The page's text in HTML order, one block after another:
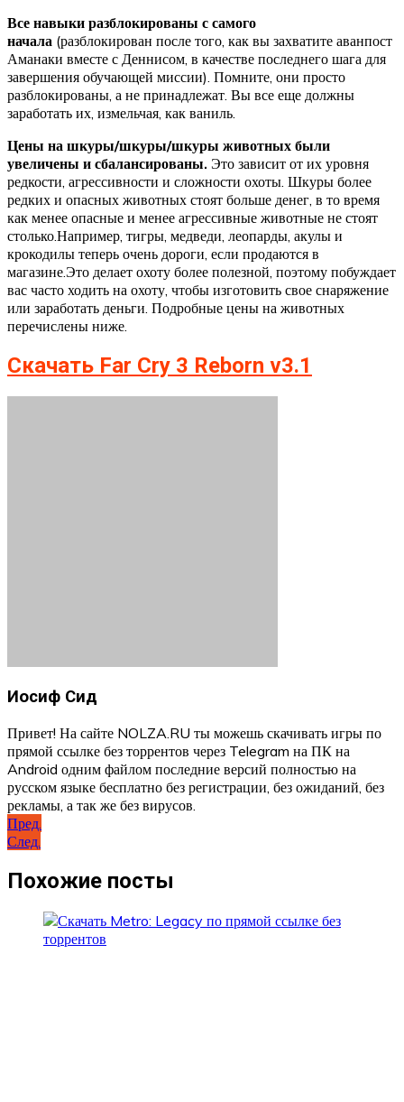
Все навыки разблокированы с самого
начала (разблокирован после того, как вы захватите аванпост
Аманаки вместе с Деннисом, в качестве последнего шага для
завершения обучающей миссии). Помните, они просто
разблокированы, а не принадлежат. Вы все еще должны
заработать их, измельчая, как ваниль.
Цены на шкуры/шкуры/шкуры животных были
увеличены и сбалансированы. Это зависит от их уровня
редкости, агрессивности и сложности охоты. Шкуры более
редких и опасных животных стоят больше денег, в то время
как менее опасные и менее агрессивные животные не стоят
столько.Например, тигры, медведи, леопарды, акулы и
крокодилы теперь очень дороги, если продаются в
магазине.Это делает охоту более полезной, поэтому побуждает
вас часто ходить на охоту, чтобы изготовить свое снаряжение
или заработать деньги. Подробные цены на животных
перечислены ниже.
Скачать Far Cry 3 Reborn v3.1
Иосиф Сид
Привет! На сайте NOLZA.RU ты можешь скачивать игры по
прямой ссылке без торрентов через Telegram на ПК на
Android одним файлом последние версий полностью на
русском языке бесплатно без регистрации, без ожиданий, без
рекламы, а так же без вирусов.
Навигация
по
записям
Пред.
След.
Похожие посты